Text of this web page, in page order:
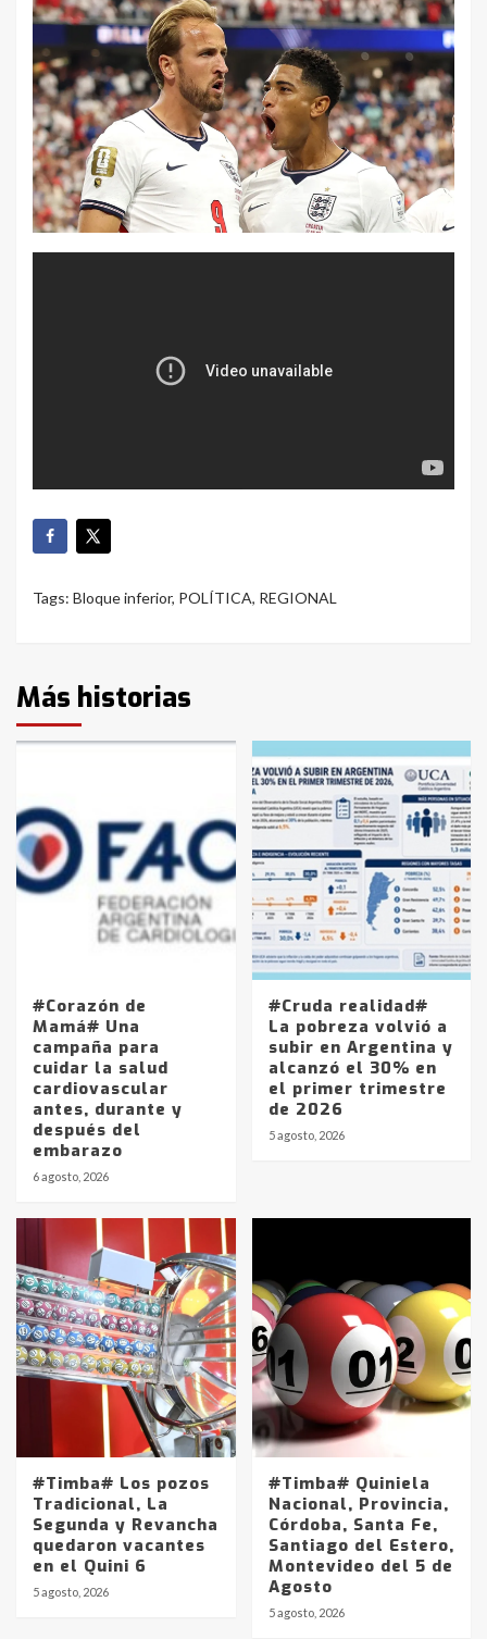
Tags: Bloque inferior, POLÍTICA, REGIONAL
Más historias
#Corazón de
Mamá# Una
campaña para
cuidar la salud
cardiovascular
antes, durante y
después del
embarazo
6 agosto, 2026
#Cruda realidad#
La pobreza volvió a
subir en Argentina y
alcanzó el 30% en
el primer trimestre
de 2026
5 agosto, 2026
#Timba# Los pozos
Tradicional, La
Segunda y Revancha
quedaron vacantes
en el Quini 6
5 agosto, 2026
#Timba# Quiniela
Nacional, Provincia,
Córdoba, Santa Fe,
Santiago del Estero,
Montevideo del 5 de
Agosto
5 agosto, 2026
Identidad de los adolescentes
pampeanos que fueron